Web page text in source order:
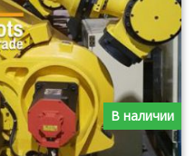
В наличии